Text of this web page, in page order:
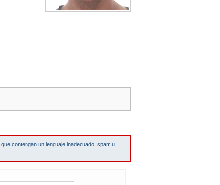
contengan un lenguaje inadecuado, spam u